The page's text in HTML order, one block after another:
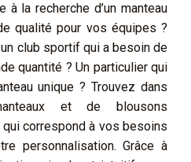
la recherche d’un manteau
qualité pour vos équipes ?
club sportif qui a besoin de
quantité ? Un particulier qui
unique ? Trouvez dans
et de blousons
correspond à vos besoins
personnalisation. Grâce à